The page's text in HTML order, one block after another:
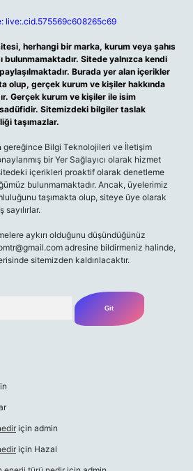
live:.cid.575569c608265c69
herhangi bir marka, kurum veya şahıs
bulunmamaktadır. Sitede yalnızca kendi
paylaşılmaktadır. Burada yer alan içerikler
olup, gerçek kurum ve kişiler hakkında
Gerçek kurum ve kişiler ile isim
Sitemizdeki bilgiler taslak
taşımazlar.
gereğince Bilgi Teknolojileri ve İletişim
bir Yer Sağlayıcı olarak hizmet
içerikleri proaktif olarak denetleme
bulunmamaktadır. Ancak, üyelerimiz
taşımakta olup, siteye üye olarak
aykırı olduğunu düşündüğünüz
adresine bildirmeniz halinde,
sitemizden kaldırılacaktır.
için admin
için Hazal